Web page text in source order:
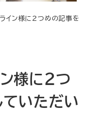
イン様に2つめの記事を
様に2つ
いただい